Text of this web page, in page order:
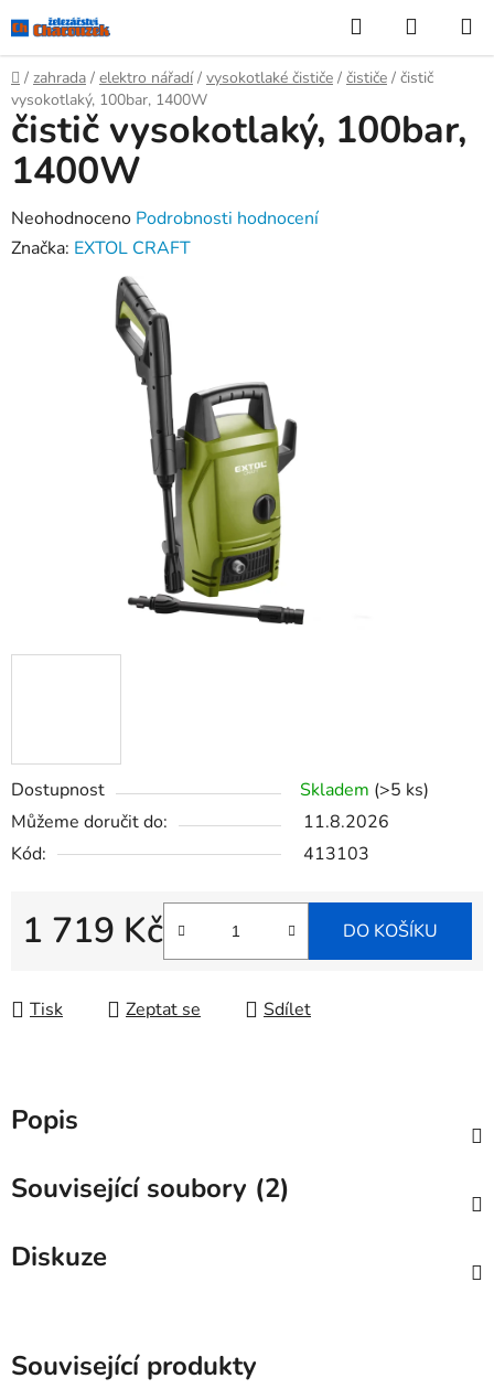
na
obsah
Hledat
KOŠÍK
Domů
/ zahrada / elektro nářadí / vysokotlaké čističe / čističe / čistič
vysokotlaký, 100bar, 1400W
Dostupnost Skladem (>5 ks)
Můžeme doručit do:
11.8.2026
Kód:
413103
1 719 Kč DO KOŠÍKU
Tisk Zeptat se Sdílet
čistič vysokotlaký, 100bar,
1400W
Průměrné
hodnocení
Neohodnoceno Podrobnosti hodnocení
Značka: EXTOL CRAFT
Popis
Související soubory (2)
Diskuze
Související produkty